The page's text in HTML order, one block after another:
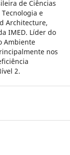
de Ciências
e
Architecture,
IMED. Líder do
Ambiente
nos
2.